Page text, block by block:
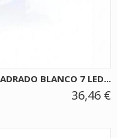
BLANCO 7 LED...
36,46 €